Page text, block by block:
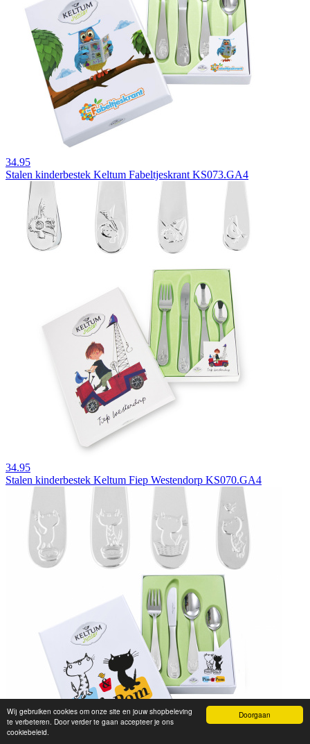
Doorgaan
Wij gebruiken cookies om onze site en jouw shopbeleving
te verbeteren. Door verder te gaan accepteer je ons
cookiebeleid.
34.95
Stalen kinderbestek Keltum Fabeltjeskrant KS073.GA4
34.95
Stalen kinderbestek Keltum Fiep Westendorp KS070.GA4